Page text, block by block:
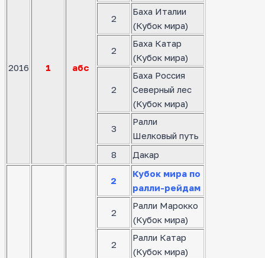
2016 1 абс
2
Баха Италии
(Кубок мира)
2
Баха Катар
(Кубок мира)
2
Баха Россия
Северный лес
(Кубок мира)
3
Ралли
Шелковый путь
8
Дакар
2
Кубок мира по
ралли-рейдам
2
Ралли Марокко
(Кубок мира)
2
Ралли Катар
(Кубок мира)